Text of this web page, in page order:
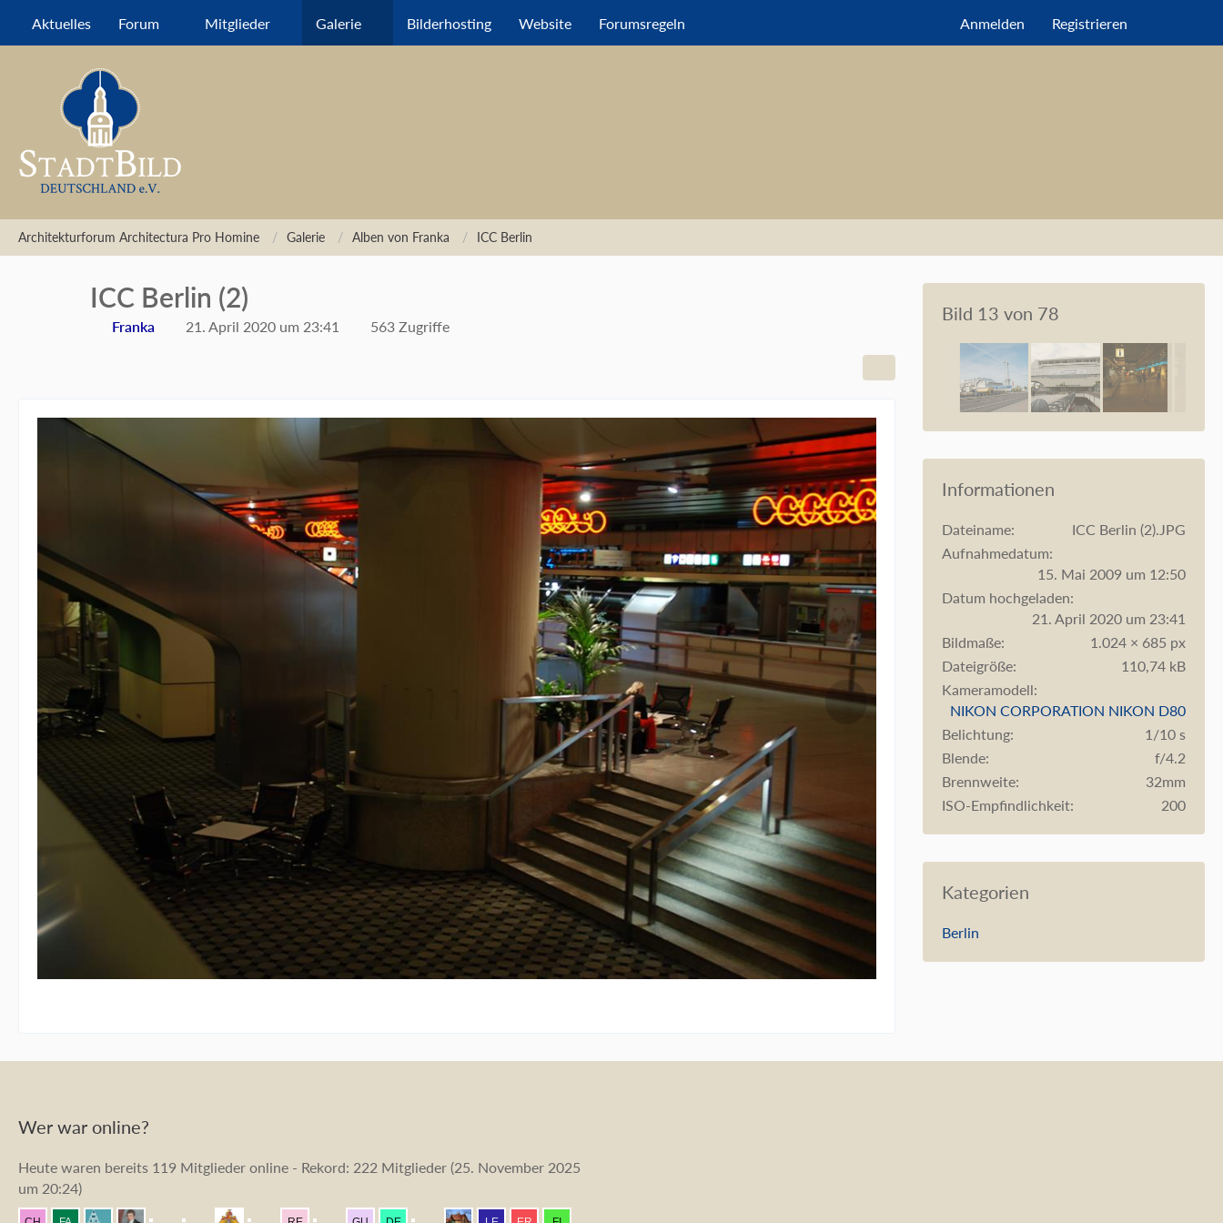
Aktuelles Forum Mitglieder Galerie Bilderhosting Website Forumsregeln Anmelden Registrieren
Architekturforum Architectura Pro Homine Galerie Alben von Franka ICC Berlin
ICC Berlin (2)
Franka 21. April 2020 um 23:41 563 Zugriffe
Bild 13 von 78
Informationen
Dateiname
ICC Berlin (2).JPG
Aufnahmedatum
15. Mai 2009 um 12:50
Datum hochgeladen
21. April 2020 um 23:41
Bildmaße
1.024 × 685 px
Dateigröße
110,74 kB
Kameramodell
NIKON CORPORATION NIKON D80
Belichtung
1/10 s
Blende
f/4.2
Brennweite
32mm
ISO-Empfindlichkeit
200
Kategorien
Berlin
Wer war online?
Heute waren bereits 119 Mitglieder online - Rekord: 222 Mitglieder (25. November 2025
um 20:24)